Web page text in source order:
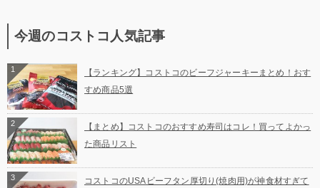
今週のコストコ人気記事
1
【ランキング】コストコのビーフジャーキーまとめ！おす
すめ商品5選
2
【まとめ】コストコのおすすめ寿司はコレ！買ってよかっ
た商品リスト
3 コストコのUSAビーフタン厚切り(焼肉用)が神食材すぎて